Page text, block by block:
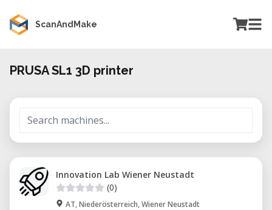
ScanAndMake
PRUSA SL1 3D printer
Innovation Lab Wiener Neustadt
(0)
AT, Niederösterreich, Wiener Neustadt